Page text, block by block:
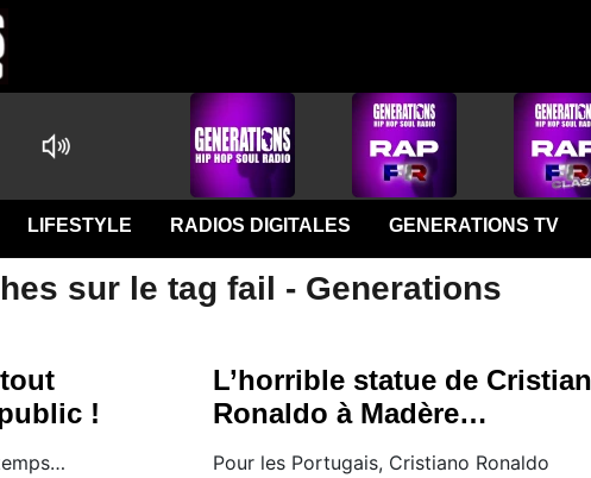
LIFESTYLE RADIOS DIGITALES GENERATIONS TV
sur le tag fail - Generations
!
L’horrible statue de
Ronaldo à Madère…
Pour les Portugais, Cristiano Ronaldo